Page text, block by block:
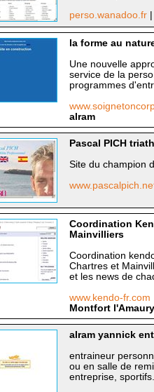
perso.wanadoo.fr
la forme au
Une nouvelle
service de la
programmes
alram
Pascal PICH
Site du champion
Coordination
Mainvilliers
Coordination
Chartres et
et les news de
www.kendo-fr.com
Montfort
alram yannick
entraineur
ou en salle de
entreprise,